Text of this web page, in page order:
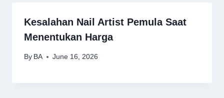
Kesalahan Nail Artist Pemula Saat
Menentukan Harga
By BA June 16, 2026